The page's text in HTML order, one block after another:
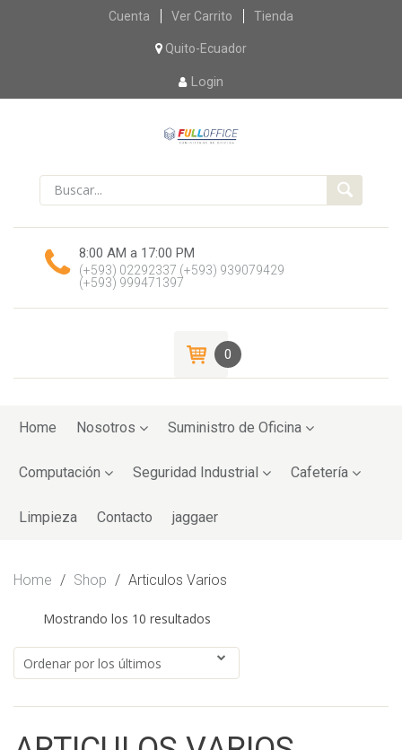
Skip
content
Cuenta Ver Carrito Tienda
Quito-Ecuador
Login
8:00 AM a 17:00 PM
(+593) 02292337 (+593) 939079429
(+593) 999471397
0
toHome Nosotros Suministro de Oficina
Computación Seguridad Industrial Cafetería
Limpieza Contacto jaggaer
Home / Shop / Articulos Varios
Mostrando los 10 resultados